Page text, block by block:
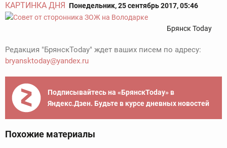
КАРТИНКА ДНЯ Понедельник, 25 сентябрь 2017, 05:46
Брянск Today
Редакция "БрянскToday" ждет ваших писем по адресу:
bryansktoday@yandex.ru
Подписывайтесь на «БрянскToday» в
Яндекс.Дзен. Будьте в курсе дневных новостей
Похожие материалы